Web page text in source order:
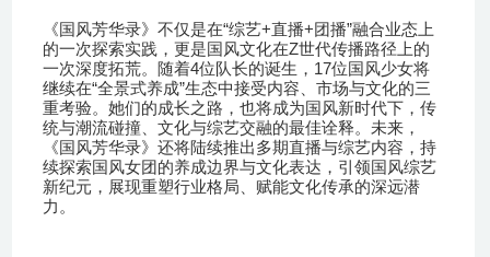
《国风芳华录》不仅是在“综艺+直播+团播”融合业态上
的一次探索实践，更是国风文化在Z世代传播路径上的
一次深度拓荒。随着4位队长的诞生， 17位国风少女将
继续在“全景式养成”生态中接受内容、市场与文化的三
重考验。她们的成长之路，也将成为国风新时代下，传
统与潮流碰撞、文化与综艺交融的最佳诠释。未来，
《国风芳华录》还将陆续推出多期直播与综艺内容，持
续探索国风女团的养成边界与文化表达，引领国风综艺
新纪元，展现重塑行业格局、赋能文化传承的深远潜
力。